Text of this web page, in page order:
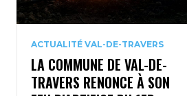
ACTUALITÉ VAL-DE-TRAVERS
LA COMMUNE DE VAL-DE-
TRAVERS RENONCE À SON